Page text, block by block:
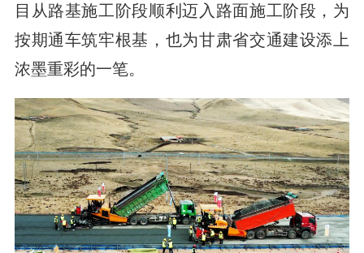
目从路基施工阶段顺利迈入路面施工阶段，为
按期通车筑牢根基，也为甘肃省交通建设添上
浓墨重彩的一笔。